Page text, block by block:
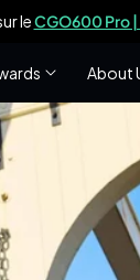
leCGO600 Pro |
About